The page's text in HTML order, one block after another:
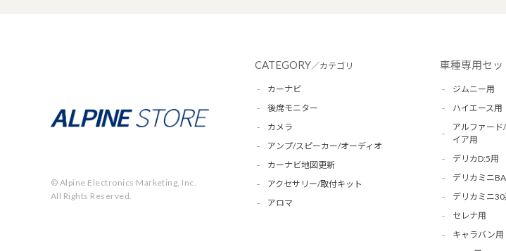
© Alpine Electronics Marketing, Inc.
All Rights Reserved.
CATEGORY／カテゴリ
カーナビ
後席モニター
カメラ
アンプ/スピーカー/オーディオ
カーナビ地図更新
アクセサリー/取付キット
アロマ
車種専用セッ
ジムニー用
ハイエース用
アルファード
イア用
デリカD:5用
デリカミニ
デリカミニ30
セレナ用
キャラバン用